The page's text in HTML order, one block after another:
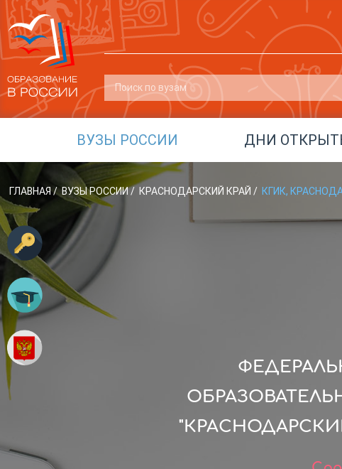
ВУЗЫ РОССИИ ДНИ
ГЛАВНАЯ/ ВУЗЫ РОССИИ/ КРАСНОДАРСКИЙ КРАЙ / КГИК,